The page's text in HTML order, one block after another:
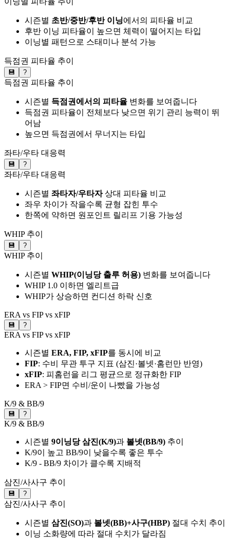
시즌별 초반/중반/후반 이닝에서의 피타율 비교
후반 이닝 피타율이 높으면 체력이 떨어지는 타입
이닝별 패턴으로 스태미나 분석 가능
득점권 피타율 추이
💾 ?
득점권 피타율 추이
시즌별 득점권에서의 피타율 변화를 보여줍니다
득점권 피타율이 전체보다 낮으면 위기 관리 능력이 뛰
어남
높으면 득점권에서 무너지는 타입
좌타/우타 대응력
💾 ?
좌타/우타 대응력
시즌별 좌타자/우타자상대 피타율 비교
좌우 차이가 작을수록 균형 잡힌 투수
한쪽에 약하면 원포인트 릴리프 기용 가능성
WHIP 추이
💾 ?
WHIP 추이
시즌별 WHIP(이닝당 출루 허용) 변화를 보여줍니다
WHIP 1.0 이하면 엘리트급
WHIP가 상승하면 컨디션 하락 신호
ERA vs FIP vs xFIP
💾 ?
ERA vs FIP vs xFIP
시즌별 ERA, FIP, xFIP를 동시에 비교
FIP: 수비 무관 투구 지표 (삼진·볼넷·홈런만 반영)
xFIP: 피홈런을 리그 평균으로 정규화한 FIP
ERA > FIP면 수비/운이 나빴을 가능성
K/9 & BB/9
💾 ?
K/9 & BB/9
시즌별 9이닝당 삼진(K/9)과 볼넷(BB/9) 추이
K/9이 높고 BB/9이 낮을수록 좋은 투수
K/9 - BB/9 차이가 클수록 지배적
삼진/사사구 추이
💾 ?
삼진/사사구 추이
시즌별 삼진(SO)과 볼넷(BB)+사구(HBP) 절대 수치 추이
이닝 소화량에 따라 절대 수치가 달라짐